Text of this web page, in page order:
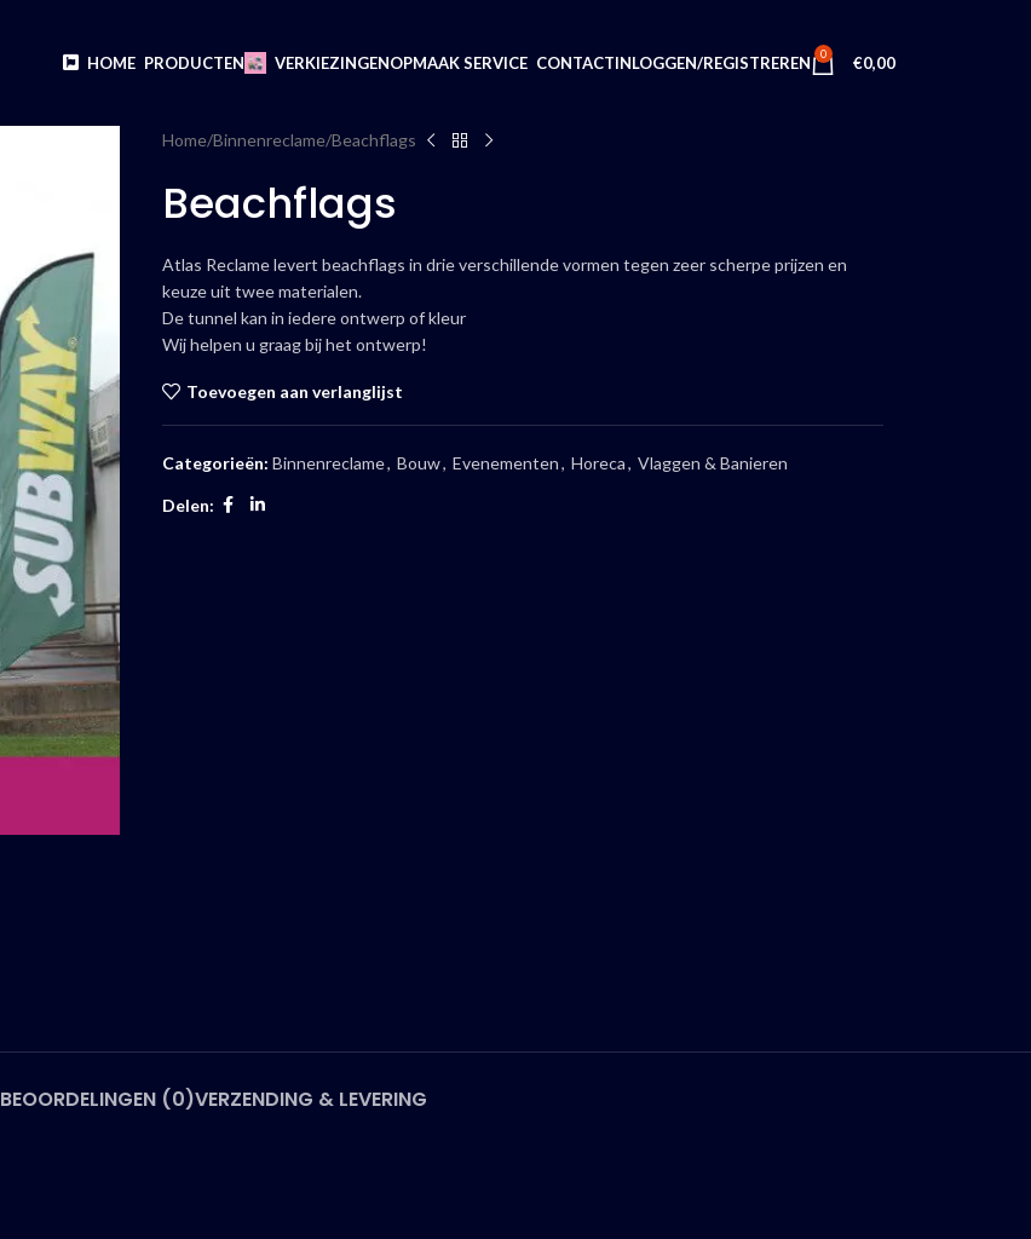
HOME PRODUCTEN VERKIEZINGENOPMAAK SERVICE CONTACTINLOGGEN/REGISTREREN 0 €0,00
Home Binnenreclame Beachflags
Beachflags
Atlas Reclame levert beachflags in drie verschillende vormen tegen zeer scherpe prijzen en
keuze uit twee materialen.
De tunnel kan in iedere ontwerp of kleur
Wij helpen u graag bij het ontwerp!
Toevoegen aan verlanglijst
Categorieën: Binnenreclame, Bouw, Evenementen, Horeca, Vlaggen & Banieren
Delen:
BEOORDELINGEN (0)VERZENDING & LEVERING